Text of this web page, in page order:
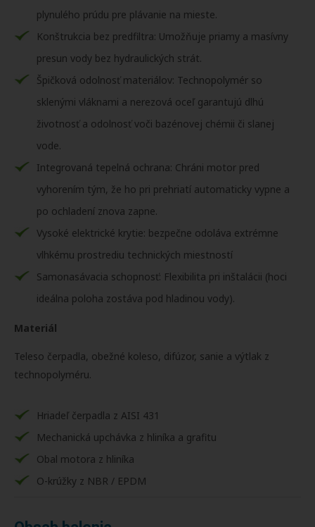
plynulého prúdu pre plávanie na mieste.
Konštrukcia bez predfiltra: Umožňuje priamy a masívny
presun vody bez hydraulických strát.
Špičková odolnosť materiálov: Technopolymér so
sklenými vláknami a nerezová oceľ garantujú dlhú
životnosť a odolnosť voči bazénovej chémii či slanej
vode.
Integrovaná tepelná ochrana: Chráni motor pred
vyhorením tým, že ho pri prehriatí automaticky vypne a
po ochladení znova zapne.
Vysoké elektrické krytie: bezpečne odoláva extrémne
vlhkému prostrediu technických miestností
Samonasávacia schopnosť: Flexibilita pri inštalácii (hoci
ideálna poloha zostáva pod hladinou vody).
Materiál
Teleso čerpadla, obežné koleso, difúzor, sanie a výtlak z
technopolyméru.
Hriadeľ čerpadla z AISI 431
Mechanická upchávka z hliníka a grafitu
Obal motora z hliníka
O-krúžky z NBR / EPDM